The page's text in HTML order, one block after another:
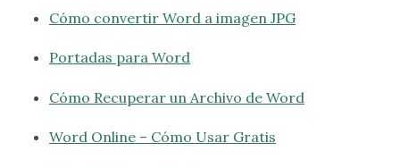
Cómo convertir Word a imagen JPG
Portadas para Word
Cómo Recuperar un Archivo de Word
Word Online – Cómo Usar Gratis